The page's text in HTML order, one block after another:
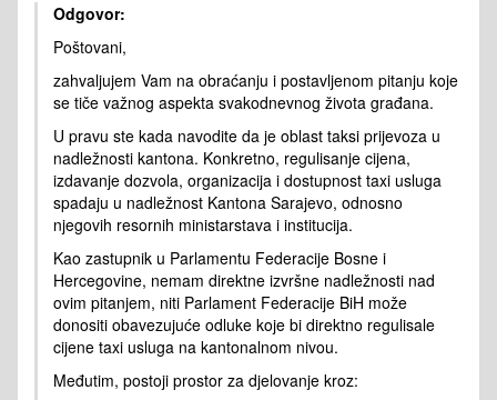
Odgovor:
Poštovani,
zahvaljujem Vam na obraćanju i postavljenom pitanju koje
se tiče važnog aspekta svakodnevnog života građana.
U pravu ste kada navodite da je oblast taksi prijevoza u
nadležnosti kantona. Konkretno, regulisanje cijena,
izdavanje dozvola, organizacija i dostupnost taxi usluga
spadaju u nadležnost Kantona Sarajevo, odnosno
njegovih resornih ministarstava i institucija.
Kao zastupnik u Parlamentu Federacije Bosne i
Hercegovine, nemam direktne izvršne nadležnosti nad
ovim pitanjem, niti Parlament Federacije BiH može
donositi obavezujuće odluke koje bi direktno regulisale
cijene taxi usluga na kantonalnom nivou.
Međutim, postoji prostor za djelovanje kroz: